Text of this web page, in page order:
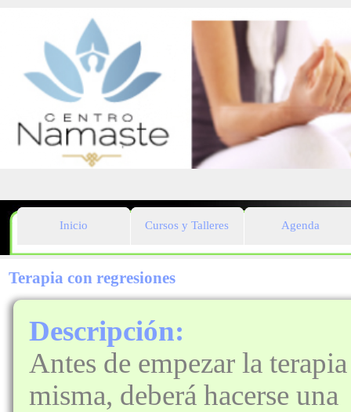
Inicio Cursos y Talleres Agenda
Terapia con regresiones
Descripción:
Antes de empezar la
misma, deberá hacerse una